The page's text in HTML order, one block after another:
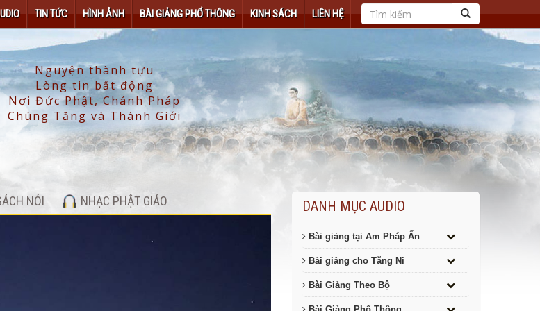
TIN TỨC HÌNH ẢNH BÀI GIẢNG PHỔ THÔNG KINH SÁCH LIÊN HỆ
NÓI NHẠC PHẬT GIÁO DANH MỤC AUDIO
Bài giảng tại Am Pháp Ấn
Bải giảng cho Tăng Ni
Bài Giảng Theo Bộ